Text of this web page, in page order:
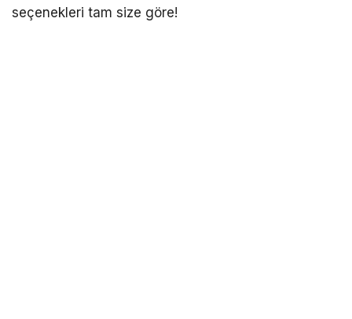
seçenekleri tam size göre!